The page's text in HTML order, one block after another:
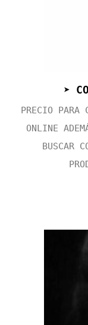
➤
PRECIO PARA
ONLINE
BUSCAR